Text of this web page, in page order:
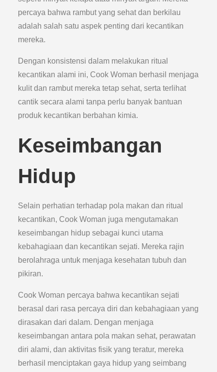
percaya bahwa rambut yang sehat dan berkilau
adalah salah satu aspek penting dari kecantikan
mereka.
Dengan konsistensi dalam melakukan ritual
kecantikan alami ini, Cook Woman berhasil menjaga
kulit dan rambut mereka tetap sehat, serta terlihat
cantik secara alami tanpa perlu banyak bantuan
produk kecantikan berbahan kimia.
Keseimbangan
Hidup
Selain perhatian terhadap pola makan dan ritual
kecantikan, Cook Woman juga mengutamakan
keseimbangan hidup sebagai kunci utama
kebahagiaan dan kecantikan sejati. Mereka rajin
berolahraga untuk menjaga kesehatan tubuh dan
pikiran.
Cook Woman percaya bahwa kecantikan sejati
berasal dari rasa percaya diri dan kebahagiaan yang
dirasakan dari dalam. Dengan menjaga
keseimbangan antara pola makan sehat, perawatan
diri alami, dan aktivitas fisik yang teratur, mereka
berhasil menciptakan gaya hidup yang seimbang